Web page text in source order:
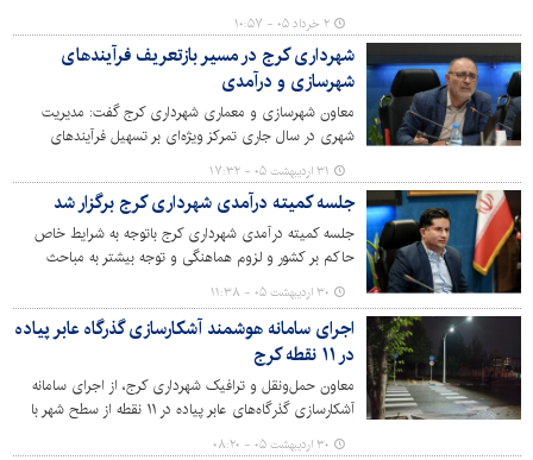
شهرداری کرج با حضور مقامات و مسئولان اجرایی و نمایندگان
سازمان‌های خدماتی برگزار شد.
۲ خرداد ۰۵ - ۱۰:۵۷
شهرداری کرج در مسیر بازتعریف فرآیندهای
شهرسازی و درآمدی
معاون شهرسازی و معماری شهرداری کرج گفت: مدیریت
شهری در سال جاری ‌تمرکز ویژه‌ای بر تسهیل فرآیندهای
اداری، تعیین تکلیف پرونده‌های بلاتکلیف و استفاده موثر از
ظرفیت‌های موجود در حوزه شهرسازی خواهد داشت.
۳۱ اردیبهشت ۰۵ - ۱۷:۳۲
جلسه کمیته درآمدی شهرداری کرج برگزار شد
جلسه کمیته درآمدی شهرداری کرج باتوجه به شرایط خاص
حاکم بر کشور و لزوم هماهنگی و توجه بیشتر به مباحث
درآمدی، به ریاست معاونین مالی و اقتصادی و شهرسازی و
معماری، مدیران کل تشخیص و وصول درآمد، حقوقی و امور
پیمانها، امور شهرسازی و رئیس سازمان فاوا و مدیران
حوزه‌های مربوطه در ستاد مرکز تشکیل شد.
۳۰ اردیبهشت ۰۵ - ۱۱:۳۸
اجرای سامانه هوشمند آشکارسازی گذرگاه عابر پیاده
در ۱۱ نقطه کرج
معاون حمل‌ونقل و ترافیک شهرداری کرج، از اجرای سامانه
آشکارسازی گذرگاه‌های عابر پیاده در ۱۱ نقطه از سطح شهر با
هدف افزایش ایمنی تردد شهروندان خبر داد.
۳۰ اردیبهشت ۰۵ - ۰۸:۲۰